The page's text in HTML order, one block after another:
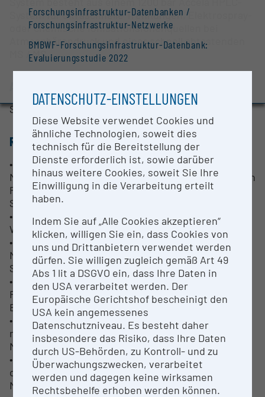
Forschungs­infrastruktur-Datenbanken /
Forschungs­infrastruktur-Netzwerke
BMBWF-Forschungsinfrastruktur-Datenbank:
Evaluierungsstudie 2022
System für ultraschnelle Trennungen, Elektrospray-
oder chemische Ionisationsionenquellen bei
Atmosphärendruck und einer schnell abtastenden
MS / MS.
Stephan Hann
RESEARCH SERVICES
• Hochgenaue, gezielte Quantifizierung von
Metaboliten in biotechnologischen und biologischen
Proben basierend auf der internen
Standardisierung stabiler Isotope
• Nicht zielgerichtete (differenzielle) Metabolomics-
Workflows
• Bestimmung von Isotopologen- und Tandem-
Massen-Isotopomerfraktionen für die
Stoffwechselflussanalyse
• Umweltanalyse (z. B. Screening und
Rückverfolgung von Nichtzielschadstoffen,
Exposomik)
• Methodenentwicklungskompetenz für
massenspektrometrische Analysen in der
Metabolomik und Umweltanalyse
• Wissenschaftliche Unterstützung für alle Phasen
des analytischen Studiendesigns, der
Methodenplanung und -durchführung
DATENSCHUTZ-EINSTELLUNGEN
Diese Website verwendet Cookies und
ähnliche Technologien, soweit dies
technisch für die Bereitstellung der
Dienste erforderlich ist, sowie darüber
hinaus weitere Cookies, soweit Sie Ihre
Einwilligung in die Verarbeitung erteilt
haben.
Indem Sie auf „Alle Cookies akzeptieren“
klicken, willigen Sie ein, dass Cookies von
uns und Drittanbietern verwendet werden
dürfen. Sie willigen zugleich gemäß Art 49
Abs 1 lit a DSGVO ein, dass Ihre Daten in
den USA verarbeitet werden. Der
Europäische Gerichtshof bescheinigt den
USA kein angemessenes
Datenschutzniveau. Es besteht daher
insbesondere das Risiko, dass Ihre Daten
durch US-Behörden, zu Kontroll- und zu
Überwachungszwecken, verarbeitet
werden und dagegen keine wirksamen
Rechtsbehelfe erhoben werden können.